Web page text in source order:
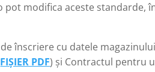
pot modifica aceste standarde,
înscriere cu datele
FIȘIER PDF) și Contractul pentru